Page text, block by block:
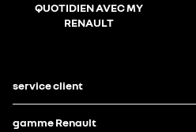
QUOTIDIEN AVEC MY
RENAULT
service client
gamme Renault